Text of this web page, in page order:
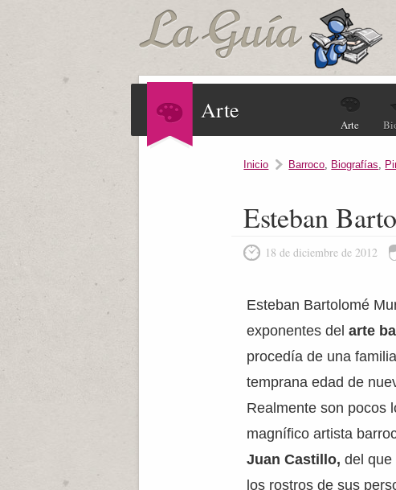
Arte
Arte
Inicio Barroco, Biografías,
Esteban
18 de diciembre de 2012
Esteban Bartolomé
exponentes delarte
procedía de una
temprana edad de
Realmente son pocos
magnífico artista
Juan Castillo, del que
los rostros de sus